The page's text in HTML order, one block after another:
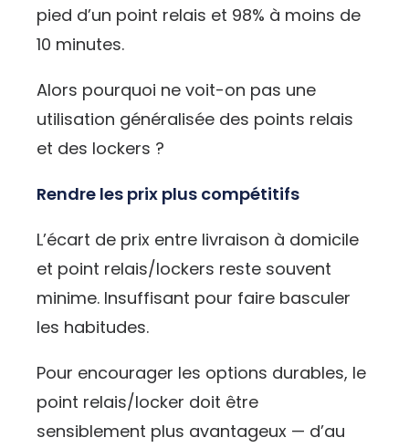
pied d’un point relais et 98% à moins de
10 minutes.
Alors pourquoi ne voit-on pas une
utilisation généralisée des points relais
et des lockers ?
Rendre les prix plus compétitifs
L’écart de prix entre livraison à domicile
et point relais/lockers reste souvent
minime. Insuffisant pour faire basculer
les habitudes.
Pour encourager les options durables, le
point relais/locker doit être
sensiblement plus avantageux — d’au